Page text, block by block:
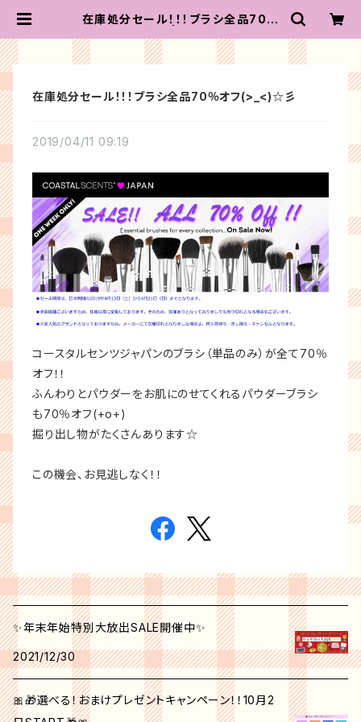
在庫処分セール！！！ブラシ全品70％
ジャパン
在庫処分セール！！！ブラシ全品70％オフ(>_<)☆彡
2019/04/11 09:19
コースタルセンツジャパンのブラシ（単品のみ）が全て70％
オフ！！
ふんわりとパウダーをお肌にのせてくれるパウダーブラシ
も70％オフ(+o+)
掘り出し物がたくさんあります☆
この機会、お見逃しなく！！
✨年末年始特別大放出SALE開催中✨
2021/12/30
🎀🎁選べる！おまけプレゼントキャンペーン！！10月2